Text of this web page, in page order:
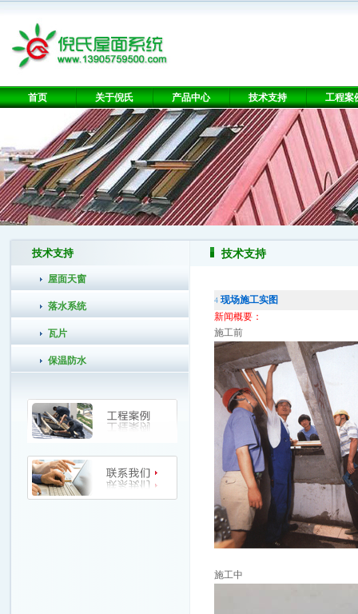
首页 关于倪氏 产品中心 技术支持 工程案
技术支持
屋面天窗
落水系统
瓦片
保温防水
技术支持
4 现场施工实图
新闻概要：
施工前
施工中